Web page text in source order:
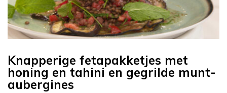
Knapperige fetapakketjes met
honing en tahini en gegrilde munt-
aubergines